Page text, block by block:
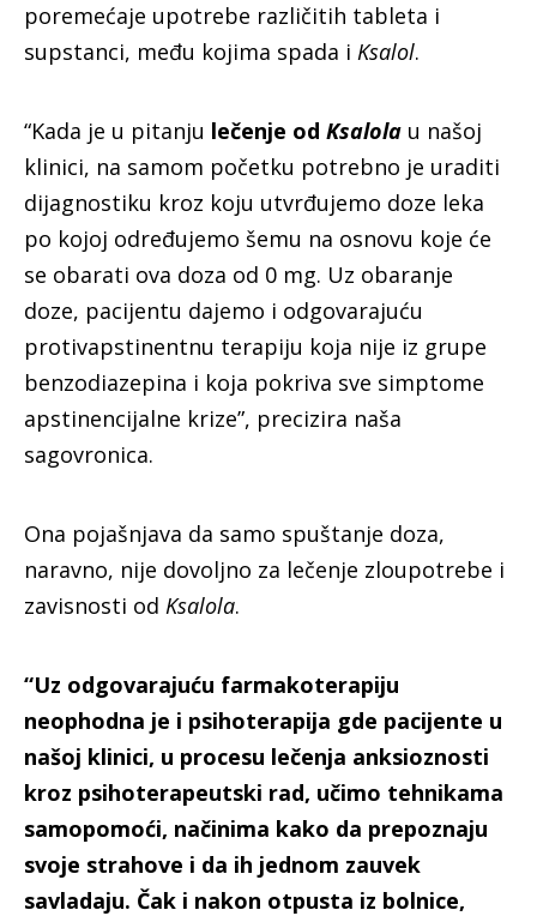
poremećaje upotrebe različitih tableta i
supstanci, među kojima spada i Ksalol.
“Kada je u pitanju lečenje od Ksalola u našoj
klinici, na samom početku potrebno je uraditi
dijagnostiku kroz koju utvrđujemo doze leka
po kojoj određujemo šemu na osnovu koje će
se obarati ova doza od 0 mg. Uz obaranje
doze, pacijentu dajemo i odgovarajuću
protivapstinentnu terapiju koja nije iz grupe
benzodiazepina i koja pokriva sve simptome
apstinencijalne krize”, precizira naša
sagovronica.
Ona pojašnjava da samo spuštanje doza,
naravno, nije dovoljno za lečenje zloupotrebe i
zavisnosti od Ksalola.
“Uz odgovarajuću farmakoterapiju
neophodna je i psihoterapija gde pacijente u
našoj klinici, u procesu lečenja anksioznosti
kroz psihoterapeutski rad, učimo tehnikama
samopomoći, načinima kako da prepoznaju
svoje strahove i da ih jednom zauvek
savladaju. Čak i nakon otpusta iz bolnice,